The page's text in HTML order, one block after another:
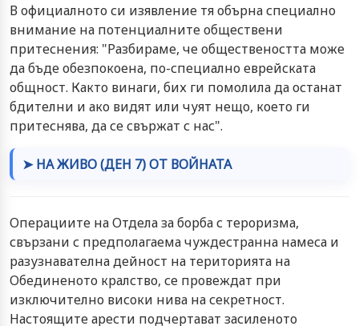
В официалното си изявление тя обърна специално
внимание на потенциалните обществени
притеснения: "Разбираме, че обществеността може
да бъде обезпокоена, по-специално еврейската
общност. Както винаги, бих ги помолила да останат
бдителни и ако видят или чуят нещо, което ги
притеснява, да се свържат с нас".
➤ НА ЖИВО (ДЕН 7) ОТ ВОЙНАТА
Операциите на Отдела за борба с тероризма,
свързани с предполагаема чуждестранна намеса и
разузнавателна дейност на територията на
Обединеното кралство, се провеждат при
изключително високи нива на секретност.
Настоящите арести подчертават засиленото